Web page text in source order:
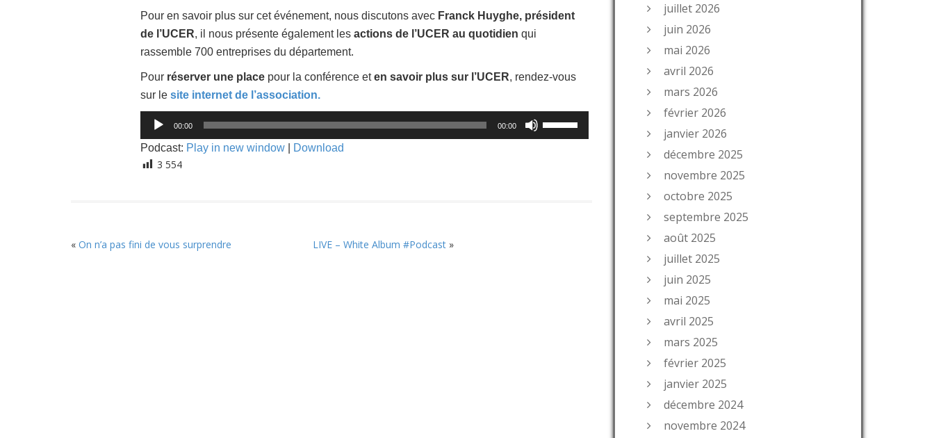
volume.
Pour en savoir plus sur cet événement, nous discutons avec Franck Huyghe, président
de l’UCER, il nous présente également les actions de l’UCER au quotidien qui
rassemble 700 entreprises du département.
Pour réserver une place pour la conférence eten savoir plus sur l’UCER, rendez-vous
sur le site internet de l’association.
Lecteur
audio
00:00 00:00
les
Podcast: Play in new window Download
3 554
« On n’a pas fini de vous surprendre LIVE – White Album #Podcast»
juillet 2026
juin 2026
mai 2026
avril 2026
mars 2026
février 2026
janvier 2026
décembre 2025
novembre 2025
octobre 2025
septembre 2025
août 2025
juillet 2025
juin 2025
mai 2025
avril 2025
mars 2025
février 2025
janvier 2025
décembre 2024
novembre 2024